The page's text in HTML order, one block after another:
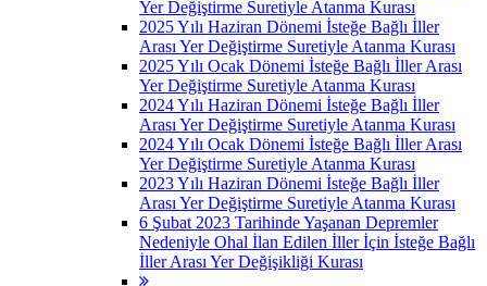
Yer Değiştirme Suretiyle Atanma Kurası
2025 Yılı Haziran Dönemi İsteğe Bağlı İller
Arası Yer Değiştirme Suretiyle Atanma Kurası
2025 Yılı Ocak Dönemi İsteğe Bağlı İller Arası
Yer Değiştirme Suretiyle Atanma Kurası
2024 Yılı Haziran Dönemi İsteğe Bağlı İller
Arası Yer Değiştirme Suretiyle Atanma Kurası
2024 Yılı Ocak Dönemi İsteğe Bağlı İller Arası
Yer Değiştirme Suretiyle Atanma Kurası
2023 Yılı Haziran Dönemi İsteğe Bağlı İller
Arası Yer Değiştirme Suretiyle Atanma Kurası
6 Şubat 2023 Tarihinde Yaşanan Depremler
Nedeniyle Ohal İlan Edilen İller İçin İsteğe Bağlı
İller Arası Yer Değişikliği Kurası